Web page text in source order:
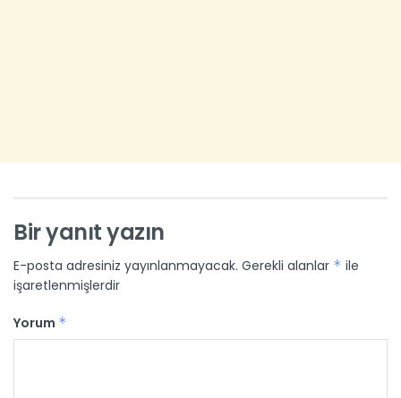
Bir yanıt yazın
E-posta adresiniz yayınlanmayacak. Gerekli alanlar * ile
işaretlenmişlerdir
Yorum *